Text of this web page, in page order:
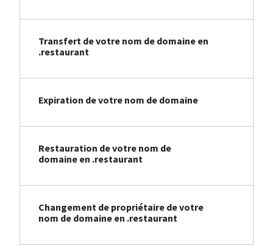
Transfert de votre nom de domaine en
.restaurant
Expiration de votre nom de domaine
Restauration de votre nom de
domaine en .restaurant
Changement de propriétaire de votre
nom de domaine en .restaurant